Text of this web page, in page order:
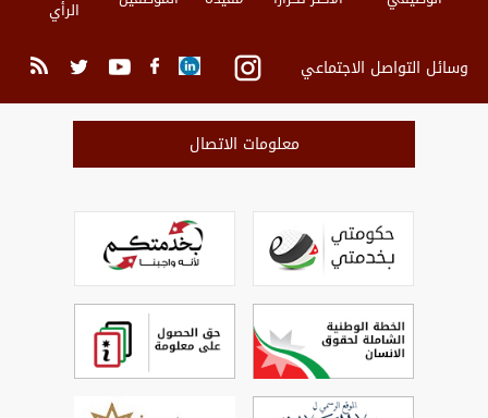
الرأي
وسائل التواصل الاجتماعي
معلومات الاتصال